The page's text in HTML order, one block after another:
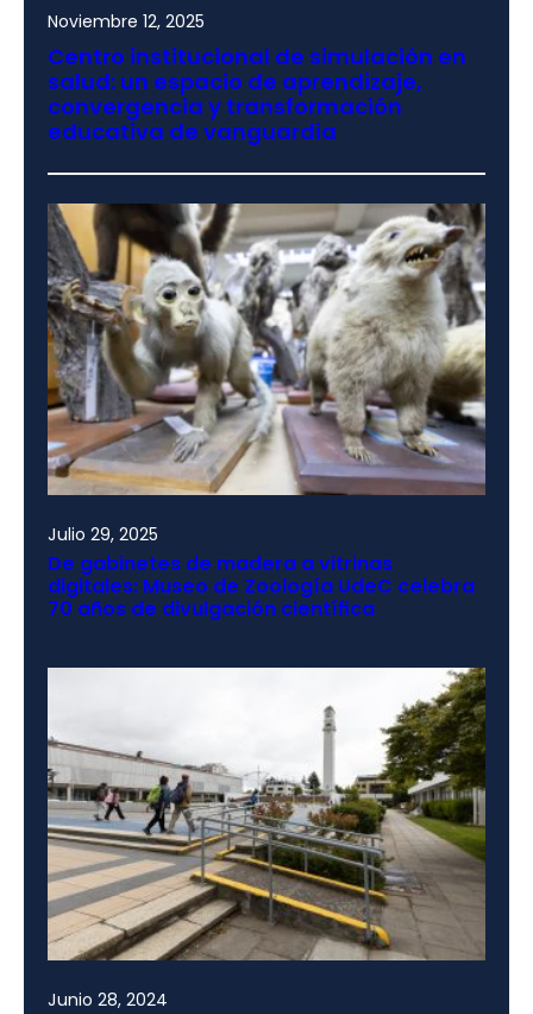
Noviembre 12, 2025
Centro institucional de simulación en
salud: un espacio de aprendizaje,
convergencia y transformación
educativa de vanguardia
Julio 29, 2025
De gabinetes de madera a vitrinas
digitales: Museo de Zoología UdeC celebra
70 años de divulgación científica
Junio 28, 2024